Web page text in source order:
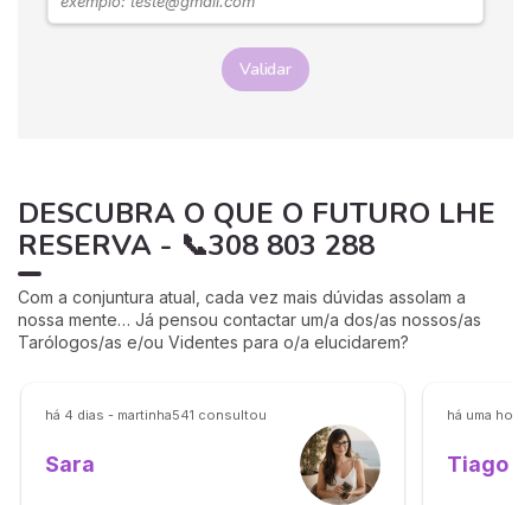
Validar
DESCUBRA O QUE O FUTURO LHE
RESERVA - 📞308 803 288
Com a conjuntura atual, cada vez mais dúvidas assolam a
nossa mente… Já pensou contactar um/a dos/as nossos/as
Tarólogos/as e/ou Videntes para o/a elucidarem?
há 4 dias - martinha541 consultou
Sara
há uma
Tiago